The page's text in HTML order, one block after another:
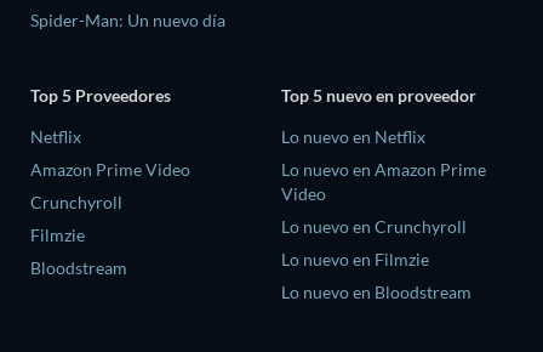
Spider-Man: Un nuevo día
Top 5 Proveedores
Netflix
Amazon Prime Video
Crunchyroll
Filmzie
Bloodstream
Top 5 nuevo en proveedor
Lo nuevo en Netflix
Lo nuevo en Amazon Prime
Video
Lo nuevo en Crunchyroll
Lo nuevo en Filmzie
Lo nuevo en Bloodstream